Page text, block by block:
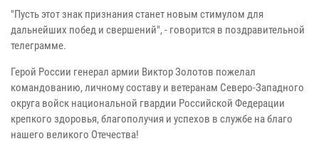
"Пусть этот знак признания станет новым стимулом для
дальнейших побед и свершений", - говорится в поздравительной
телеграмме.
Герой России генерал армии Виктор Золотов пожелал
командованию, личному составу и ветеранам Северо-Западного
округа войск национальной гвардии Российской Федерации
крепкого здоровья, благополучия и успехов в службе на благо
нашего великого Отечества!